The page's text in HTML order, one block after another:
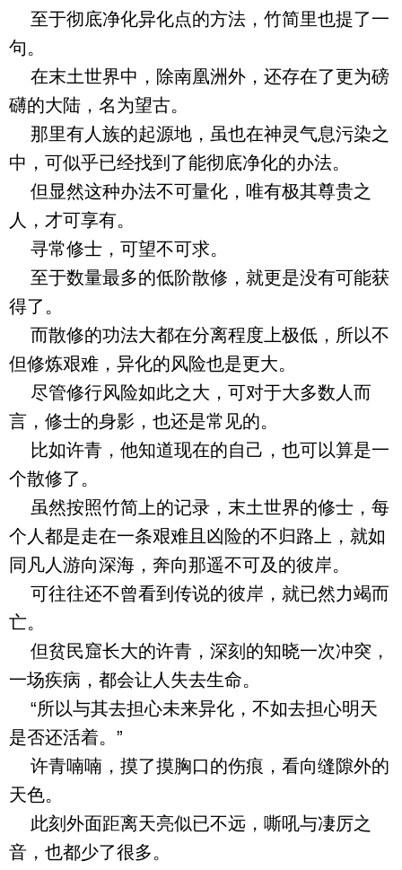
至于彻底净化异化点的方法，竹简里也提了一
句。
在末土世界中，除南凰洲外，还存在了更为磅
礴的大陆，名为望古。
那里有人族的起源地，虽也在神灵气息污染之
中，可似乎已经找到了能彻底净化的办法。
但显然这种办法不可量化，唯有极其尊贵之
人，才可享有。
寻常修士，可望不可求。
至于数量最多的低阶散修，就更是没有可能获
得了。
而散修的功法大都在分离程度上极低，所以不
但修炼艰难，异化的风险也是更大。
尽管修行风险如此之大，可对于大多数人而
言，修士的身影，也还是常见的。
比如许青，他知道现在的自己，也可以算是一
个散修了。
虽然按照竹简上的记录，末土世界的修士，每
个人都是走在一条艰难且凶险的不归路上，就如
同凡人游向深海，奔向那遥不可及的彼岸。
可往往还不曾看到传说的彼岸，就已然力竭而
亡。
但贫民窟长大的许青，深刻的知晓一次冲突，
一场疾病，都会让人失去生命。
“所以与其去担心未来异化，不如去担心明天
是否还活着。”
许青喃喃，摸了摸胸口的伤痕，看向缝隙外的
天色。
此刻外面距离天亮似已不远，嘶吼与凄厉之
音，也都少了很多。